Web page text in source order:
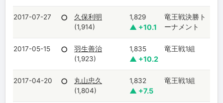
2017-07-27 ○
久保利明
(1,914)
1,829
▲ +10.1
竜王戦決勝ト
ーナメント
2017-05-15 ○
羽生善治
(1,923)
1,835
▲ +10.2
竜王戦1組
2017-04-20 ○
丸山忠久
(1,804)
1,832
▲ +7.5
竜王戦1組